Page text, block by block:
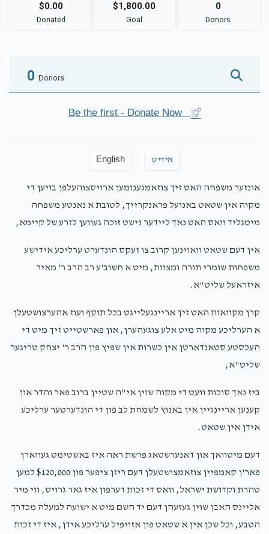
$0.00
Donated
$1,800.00
Goal
0
Donors
0 Donors
Be the first - Donate Now
English אידיש
אונזער משפחה האט זיך צוזאמגענומען ארויסצוהעלפן בויען די
מקוה אין שטאט באנועל פראנקרייך, לטובת א נאנטע משפחה
מיטגליד וואס האט נאך ליידער נישט זוכה געווען לזרע של קיימא,
אין דעם שטאט וואוינען קרוב צו זעקס הונדערט ערליכע אידישע
משפחות שומרי תורה ומצוות, מיט א חשוב'ע רב הרב ר' מאיר
איזראעל שליט"א.
קרן מקוואות האט זיך אריינגעלייגט בכל תוקף ועוז אהערצושטעלן
א הערליכע מקוה מיט אלע צוגעהערן, און פארשטייט זיך מיט די
העכסטע סטאנדארטן אין כשרות אין שפיץ פון הרב ר' יצחק טריגער
שליט"א,
ביז נאך סוכות וועט די מקוה שוין אי"ה שטיין ברוב פאר והדר און
קענען אריינגיין אין באנוץ לשמחת לב פון די הונדערטער ערליכע
אידן אין שטאט.
דעם מיטוואך און דאנערשטאג פרשת ראה איז באשטימט געווארן
פאר'ן קאמפיין צוזאמצושטעלן דעם ריזן ציפער פון $120,000 למען
טהרת וקדושת ישראל, וואס די זכות דערפון איז גאר גרויס, ווי מיר
אליינס האבן שוין געזעהן דעם יד השם מיט א ישועה למעלה מכדרך
הטבע, וכל שכן אין א שטאט פון אזויפיל ערליכע אידן, איז די זכות